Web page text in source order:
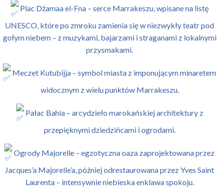
Plac Dżamaa el-Fna – serce Marrakeszu, wpisane na listę
UNESCO, które po zmroku zamienia się w niezwykły teatr pod
gołym niebem – z muzykami, bajarzami i straganami z lokalnymi
przysmakami.
Meczet Kutubijja – symbol miasta z imponującym minaretem
widocznym z wielu punktów Marrakeszu.
Pałac Bahia – arcydzieło marokańskiej architektury z
przepięknymi dziedzińcami i ogrodami.
Ogrody Majorelle – egzotyczna oaza zaprojektowana przez
Jacques’a Majorelle’a, później odrestaurowana przez Yves Saint
Laurenta – intensywnie niebieska enklawa spokoju.